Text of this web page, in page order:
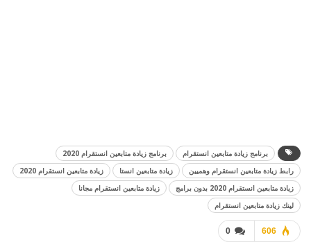
برنامج زيادة متابعين انستقرام
برنامج زيادة متابعين انستقرام 2020
رابط زيادة متابعين انستقرام وهميين
زيادة متابعين انستا
زيادة متابعين انستقرام 2020
زيادة متابعين انستقرام 2020 بدون برامج
زيادة متابعين انستقرام مجانا
لينك زيادة متابعين انستقرام
0 606